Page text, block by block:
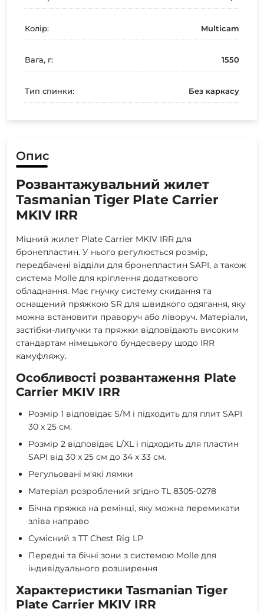
Колір: Multicam
Вага, г: 1550
Тип спинки: Без каркасу
Опис
Розвантажувальний жилет
Tasmanian Tiger Plate Carrier
MKIV IRR
Міцний жилет Plate Carrier MKIV IRR для
бронепластин. У нього регулюється розмір,
передбачені відділи для бронепластин SAPI, а також
система Molle для кріплення додаткового
обладнання. Має гнучку систему скидання та
оснащений пряжкою SR для швидкого одягання, яку
можна встановити праворуч або ліворуч. Матеріали,
застібки-липучки та пряжки відповідають високим
стандартам німецького бундесверу щодо IRR
камуфляжу.
Особливості розвантаження Plate
Carrier MKIV IRR
Розмір 1 відповідає S/M і підходить для плит SAPI
30 x 25 см.
Розмір 2 відповідає L/XL і підходить для пластин
SAPI від 30 x 25 см до 34 x 33 см.
Регульовані м'які лямки
Матеріал розроблений згідно TL 8305-0278
Бічна пряжка на ремінці, яку можна перемикати
зліва направо
Сумісний з TT Chest Rig LP
Передні та бічні зони з системою Molle для
індивідуального розширення
Характеристики Tasmanian Tiger
Plate Carrier MKIV IRR